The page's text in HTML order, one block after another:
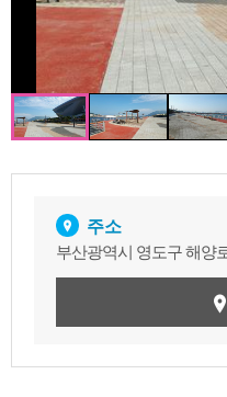
주소
부산광역시 영도구 해양